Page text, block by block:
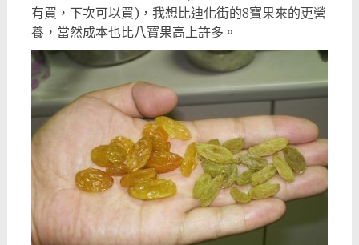
有買，下次可以買)，我想比迪化街的8寶果來的更營
養，當然成本也比八寶果高上許多。